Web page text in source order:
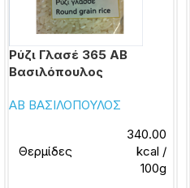
Ρύζι Γλασέ 365 ΑΒ
Βασιλόπουλος
ΑΒ ΒΑΣΙΛΟΠΟΥΛΟΣ
Θερμίδες
340.00
kcal /
100g